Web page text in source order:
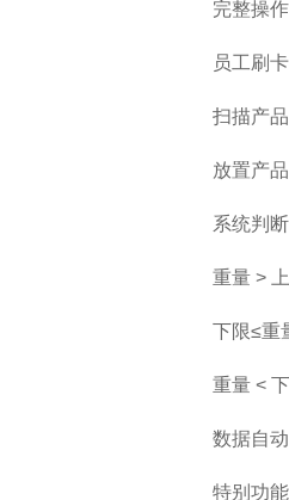
完整操
员工刷
扫描产
放置产
系统判
重量 >
下限≤重
重量 <
数据自
特别功